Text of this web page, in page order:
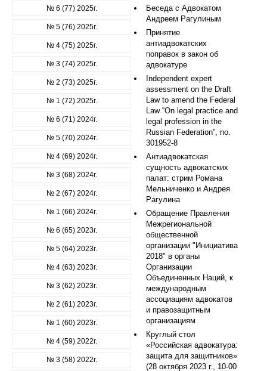
№ 6 (77) 2025г.
№ 5 (76) 2025г.
№ 4 (75) 2025г.
№ 3 (74) 2025г.
№ 2 (73) 2025г.
№ 1 (72) 2025г.
№ 6 (71) 2024г.
№ 5 (70) 2024г.
№ 4 (69) 2024г.
№ 3 (68) 2024г.
№ 2 (67) 2024г.
№ 1 (66) 2024г.
№ 6 (65) 2023г.
№ 5 (64) 2023г.
№ 4 (63) 2023г.
№ 3 (62) 2023г.
№ 2 (61) 2023г.
№ 1 (60) 2023г.
№ 4 (59) 2022г.
№ 3 (58) 2022г.
Беседа с Адвокатом
Андреем Рагулиным
Принятие
антиадвокатских
поправок в закон об
адвокатуре
Independent expert
assessment on the Draft
Law to amend the Federal
Law “On legal practice and
legal profession in the
Russian Federation”, no.
301952-8
Антиадвокатская
сущность адвокатских
палат: стрим Романа
Мельниченко и Андрея
Рагулина
Обращение Правления
Межрегиональной
общественной
организации "Инициатива
2018" в органы
Организации
Объединенных Наций, к
международным
ассоциациям адвокатов
и правозащитным
организациям
Круглый стол
«Российская адвокатура:
защита для защитников»
(28 октября 2023 г., 10-00